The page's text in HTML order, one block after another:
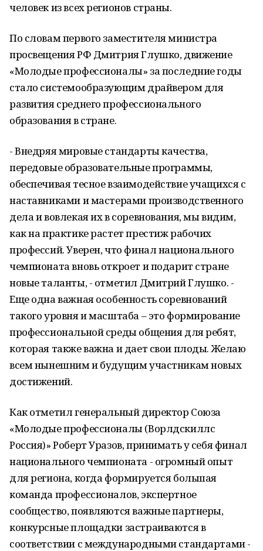
человек из всех регионов страны.
По словам первого заместителя министра
просвещения РФ Дмитрия Глушко, движение
«Молодые профессионалы» за последние годы
стало системообразующим драйвером для
развития среднего профессионального
образования в стране.
- Внедряя мировые стандарты качества,
передовые образовательные программы,
обеспечивая тесное взаимодействие учащихся с
наставниками и мастерами производственного
дела и вовлекая их в соревнования, мы видим,
как на практике растет престиж рабочих
профессий. Уверен, что финал национального
чемпионата вновь откроет и подарит стране
новые таланты, - отметил Дмитрий Глушко. -
Еще одна важная особенность соревнований
такого уровня и масштаба – это формирование
профессиональной среды общения для ребят,
которая также важна и дает свои плоды. Желаю
всем нынешним и будущим участникам новых
достижений.
Как отметил генеральный директор Союза
«Молодые профессионалы (Ворлдскиллс
Россия)» Роберт Уразов, принимать у себя финал
национального чемпионата - огромный опыт
для региона, когда формируется большая
команда профессионалов, экспертное
сообщество, появляются важные партнеры,
конкурсные площадки застраиваются в
соответствии с международными стандартами -